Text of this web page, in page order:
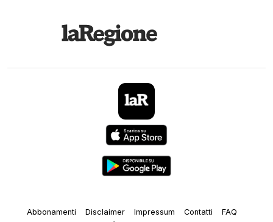
Abbonamenti Disclaimer Impressum Contatti
FAQ